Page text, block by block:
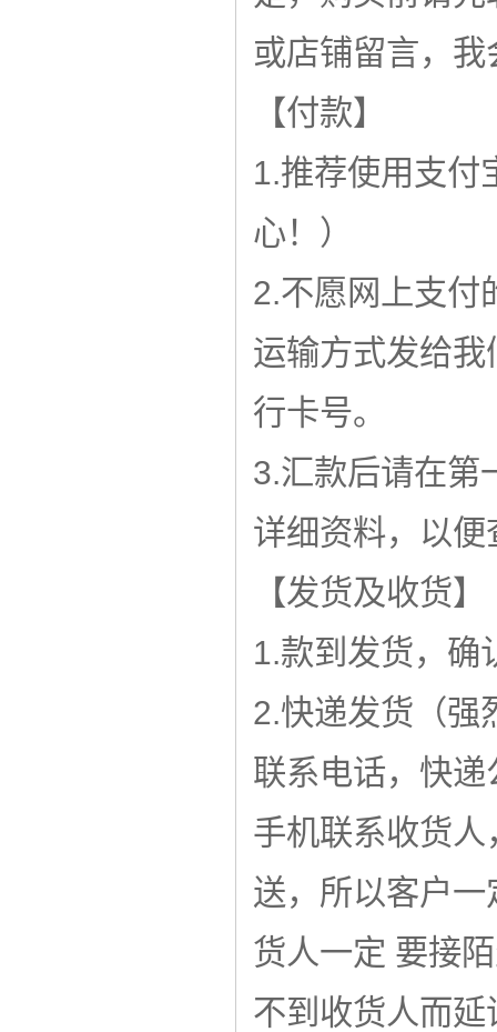
或店铺留言，
【付款】
1.推荐使用支付
心！）
2.不愿网上支付
运输方式发给
行卡号。
3.汇款后请在第
详细资料，以
【发货及收货】
1.款到发货，确
2.快递发货（强
联系电话，快
手机联系收货
送，所以客户
货人一定 要接
不到收货人而